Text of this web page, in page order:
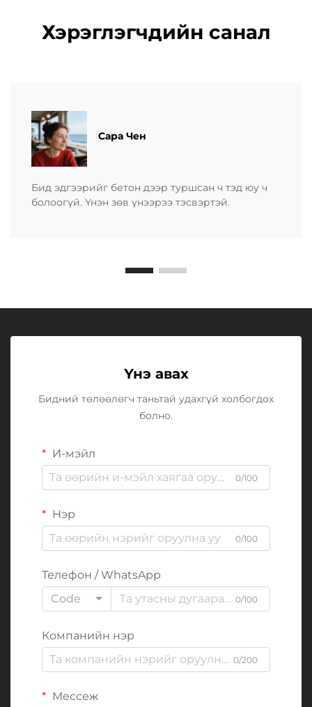
Хэрэглэгчдийн санал
Сара Чен
Бид эдгээрийг бетон дээр туршсан ч тэд юу ч
болоогүй. Үнэн зөв үнээрээ тэсвэртэй.
Үнэ авах
Бидний төлөөлөгч таньтай удахгүй холбогдох
болно.
И-мэйл
0/100
Нэр
0/100
Телефон / WhatsApp
Code
0/100
Компанийн нэр
0/200
Мессеж